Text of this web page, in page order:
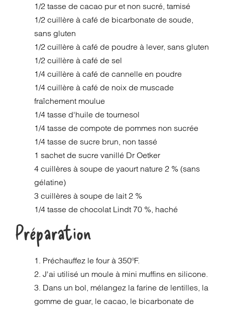
1/2 tasse de cacao pur et non sucré, tamisé
1/2 cuillère à café de bicarbonate de soude,
sans gluten
1/2 cuillère à café de poudre à lever, sans gluten
1/2 cuillère à café de sel
1/4 cuillère à café de cannelle en poudre
1/4 cuillère à café de noix de muscade
fraîchement moulue
1/4 tasse d'huile de tournesol
1/4 tasse de compote de pommes non sucrée
1/4 tasse de sucre brun, non tassé
1 sachet de sucre vanillé Dr Oetker
4 cuillères à soupe de yaourt nature 2 % (sans
gélatine)
3 cuillères à soupe de lait 2 %
1/4 tasse de chocolat Lindt 70 %, haché
Préparation
1. Préchauffez le four à 350ºF.
2. J'ai utilisé un moule à mini muffins en silicone.
3. Dans un bol, mélangez la farine de lentilles, la
gomme de guar, le cacao, le bicarbonate de